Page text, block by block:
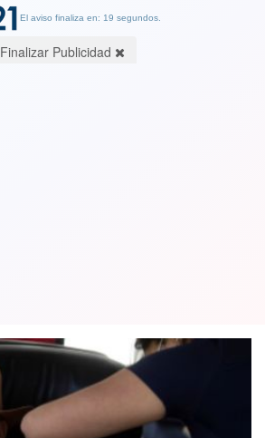
El aviso finaliza en: 19 segundos.
Finalizar Publicidad